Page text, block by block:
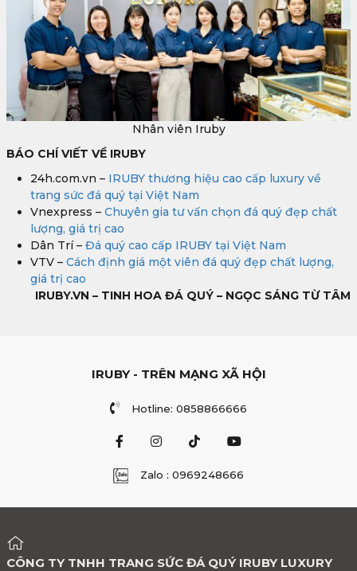
Nhân viên Iruby
BÁO CHÍ VIẾT VỀ IRUBY
24h.com.vn – IRUBY thương hiệu cao cấp luxury về
trang sức đá quý tại Việt Nam
Vnexpress – Chuyên gia tư vấn chọn đá quý đẹp chất
lượng, giá trị cao
Dân Trí – Đá quý cao cấp IRUBY tại Việt Nam
VTV – Cách định giá một viên đá quý đẹp chất lượng,
giá trị cao
IRUBY.VN – TINH HOA ĐÁ QUÝ – NGỌC SÁNG TỪ TÂM
IRUBY - TRÊN MẠNG XÃ HỘI
Hotline: 0858866666
Zalo : 0969248666
CÔNG TY TNHH TRANG SỨC ĐÁ QUÝ IRUBY LUXURY